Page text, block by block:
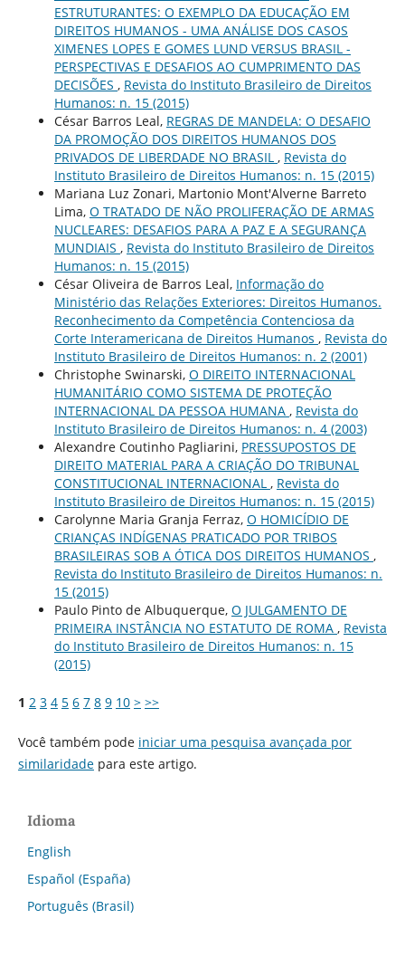
ESTRUTURANTES: O EXEMPLO DA EDUCAÇÃO EM
DIREITOS HUMANOS - UMA ANÁLISE DOS CASOS
XIMENES LOPES E GOMES LUND VERSUS BRASIL -
PERSPECTIVAS E DESAFIOS AO CUMPRIMENTO DAS
DECISÕES , Revista do Instituto Brasileiro de Direitos
Humanos: n. 15 (2015)
César Barros Leal, REGRAS DE MANDELA: O DESAFIO
DA PROMOÇÃO DOS DIREITOS HUMANOS DOS
PRIVADOS DE LIBERDADE NO BRASIL , Revista do
Instituto Brasileiro de Direitos Humanos: n. 15 (2015)
Mariana Luz Zonari, Martonio Mont'Alverne Barreto
Lima, O TRATADO DE NÃO PROLIFERAÇÃO DE ARMAS
NUCLEARES: DESAFIOS PARA A PAZ E A SEGURANÇA
MUNDIAIS , Revista do Instituto Brasileiro de Direitos
Humanos: n. 15 (2015)
César Oliveira de Barros Leal, Informação do
Ministério das Relações Exteriores: Direitos Humanos.
Reconhecimento da Competência Contenciosa da
Corte Interamericana de Direitos Humanos , Revista do
Instituto Brasileiro de Direitos Humanos: n. 2 (2001)
Christophe Swinarski, O DIREITO INTERNACIONAL
HUMANITÁRIO COMO SISTEMA DE PROTEÇÃO
INTERNACIONAL DA PESSOA HUMANA , Revista do
Instituto Brasileiro de Direitos Humanos: n. 4 (2003)
Alexandre Coutinho Pagliarini, PRESSUPOSTOS DE
DIREITO MATERIAL PARA A CRIAÇÃO DO TRIBUNAL
CONSTITUCIONAL INTERNACIONAL , Revista do
Instituto Brasileiro de Direitos Humanos: n. 15 (2015)
Carolynne Maria Granja Ferraz, O HOMICÍDIO DE
CRIANÇAS INDÍGENAS PRATICADO POR TRIBOS
BRASILEIRAS SOB A ÓTICA DOS DIREITOS HUMANOS ,
Revista do Instituto Brasileiro de Direitos Humanos: n.
15 (2015)
Paulo Pinto de Albuquerque, O JULGAMENTO DE
PRIMEIRA INSTÂNCIA NO ESTATUTO DE ROMA , Revista
do Instituto Brasileiro de Direitos Humanos: n. 15
(2015)
1 2 3 4 5 6 7 8 9 10 > >>
Você também pode iniciar uma pesquisa avançada por
similaridadepara este artigo.
Idioma
English
Español (España)
Português (Brasil)